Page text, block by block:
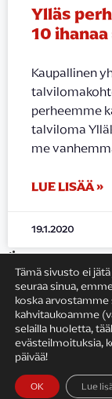
Ylläs
10
Kaupallinen
perheemme
talviloma
me
LUE LISÄÄ »
19.1.2020
Tämä sivusto ei
seuraa sinua,
koska
kahvitaukoamme
selailla huoletta,
evästeilmoituksia,
päivää!
OK Lue